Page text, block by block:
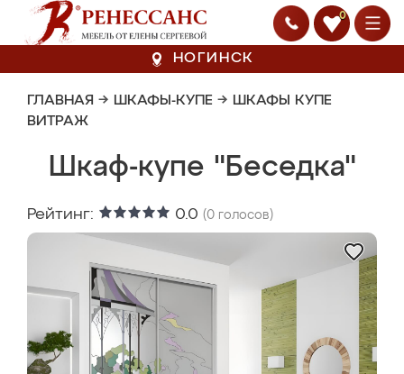
0
НОГИНСК
ГЛАВНАЯ → ШКАФЫ-КУПЕ → ШКАФЫ КУПЕ
ВИТРАЖ
Шкаф-купе "Беседка"
Рейтинг: 0.0 (0 голосов)